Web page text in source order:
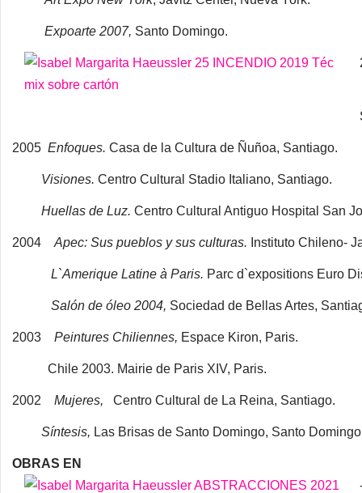
Expoarte 2007, Santo Domingo.
2005 Enfoques. Casa de la Cultura de Ñuñoa, Santiago.
Visiones. Centro Cultural Stadio Italiano, Santiago.
Huellas de Luz. Centro Cultural Antiguo Hospital San
2004 Apec: Sus pueblos y sus culturas. Instituto Chileno-
L`Amerique Latine à Paris. Parc d`expositions Euro
Salón de óleo 2004, Sociedad de Bellas Artes,
2003 Peintures Chiliennes, Espace Kiron, Paris.
Chile 2003. Mairie de Paris XIV, Paris.
2002 Mujeres, Centro Cultural de La Reina, Santiago.
Síntesis, Las Brisas de Santo Domingo, Santo Domingo
OBRAS EN